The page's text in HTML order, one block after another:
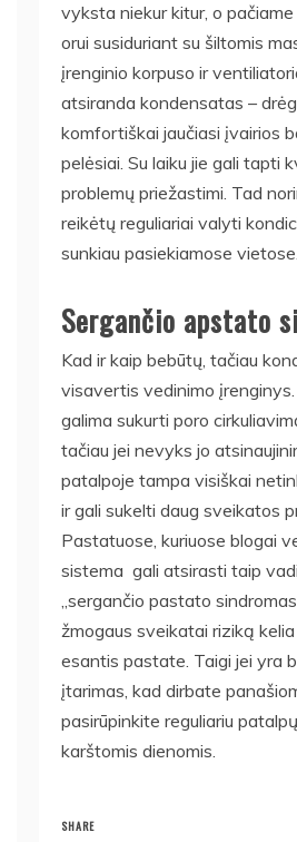
vyksta niekur kitur, o
orui susiduriant su šiltomis
įrenginio korpuso ir
atsiranda kondensatas –
komfortiškai jaučiasi įvairios
pelėsiai. Su laiku jie gali tapti
problemų priežastimi. Tad
reikėtų reguliariai valyti
sunkiau pasiekiamose vietose.
Sergančio apstato
Kad ir kaip bebūtų, tačiau
visavertis vedinimo įrenginys.
galima sukurti poro
tačiau jei nevyks jo
patalpoje tampa visiškai
ir gali sukelti daug sveikatos
Pastatuose, kuriuose blogai
sistema gali atsirasti taip
„sergančio pastato
žmogaus sveikatai riziką
esantis pastate. Taigi jei yra
įtarimas, kad dirbate
pasirūpinkite reguliariu
karštomis dienomis.
SHARE